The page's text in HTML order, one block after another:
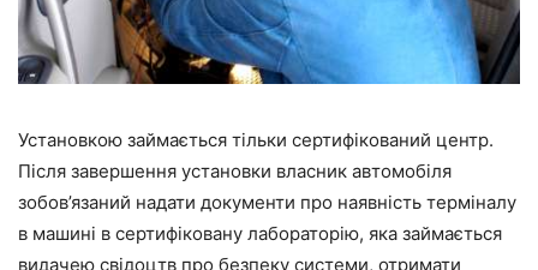
Установкою займається тільки сертифікований центр.
Після завершення установки власник автомобіля
зобов’язаний надати документи про наявність терміналу
в машині в сертифіковану лабораторію, яка займається
видачею свідоцтв про безпеку системи, отримати